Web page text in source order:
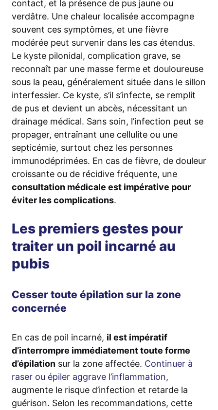
contact, et la présence de pus jaune ou
verdâtre. Une chaleur localisée accompagne
souvent ces symptômes, et une fièvre
modérée peut survenir dans les cas étendus.
Le kyste pilonidal, complication grave, se
reconnaît par une masse ferme et douloureuse
sous la peau, généralement située dans le sillon
interfessier. Ce kyste, s’il s’infecte, se remplit
de pus et devient un abcès, nécessitant un
drainage médical. Sans soin, l’infection peut se
propager, entraînant une cellulite ou une
septicémie, surtout chez les personnes
immunodéprimées. En cas de fièvre, de douleur
croissante ou de récidive fréquente, une
consultation médicale est impérative pour
éviter les complications.
Les premiers gestes pour
traiter un poil incarné au
pubis
Cesser toute épilation sur la zone
concernée
En cas de poil incarné, il est impératif
d’interrompre immédiatement toute forme
d’épilation sur la zone affectée. Continuer à
raser ou épiler aggrave l’inflammation,
augmente le risque d’infection et retarde la
guérison. Selon les recommandations, cette